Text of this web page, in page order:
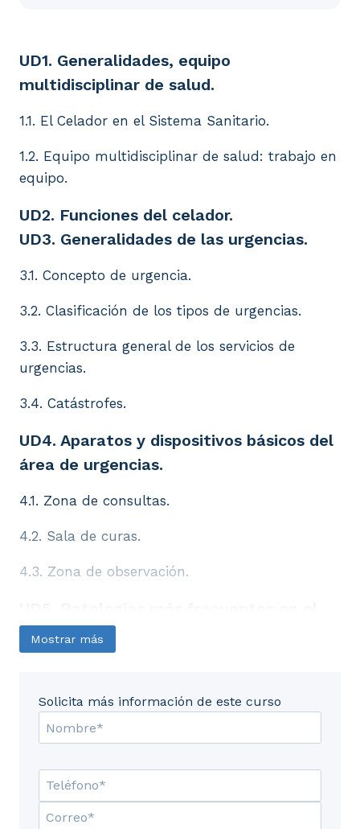
UD1. Generalidades, equipo multidisciplinar de
UD1. Generalidades, equipo
multidisciplinar de salud.
1.1. El Celador en el Sistema Sanitario.
1.2. Equipo multidisciplinar de salud: trabajo en
equipo.
UD2. Funciones del celador.
UD3. Generalidades de las urgencias.
3.1. Concepto de urgencia.
3.2. Clasificación de los tipos de urgencias.
3.3. Estructura general de los servicios de
urgencias.
3.4. Catástrofes.
UD4. Aparatos y dispositivos básicos del
área de urgencias.
4.1. Zona de consultas.
4.2. Sala de curas.
4.3. Zona de observación.
área de urgencias.
5.2. Cardiológicas.
5.3. Respiratorias.
5.4. Digestivas.
5.5. Neurológicas.
Mostrar más
Solicita más información de este curso